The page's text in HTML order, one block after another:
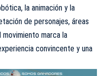
la animación y la
de personajes, áreas
marca la
convincente y una